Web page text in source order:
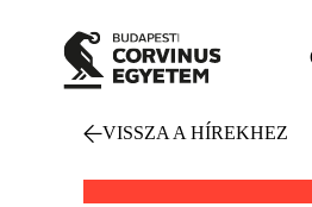
VISSZA A HÍREKHEZ